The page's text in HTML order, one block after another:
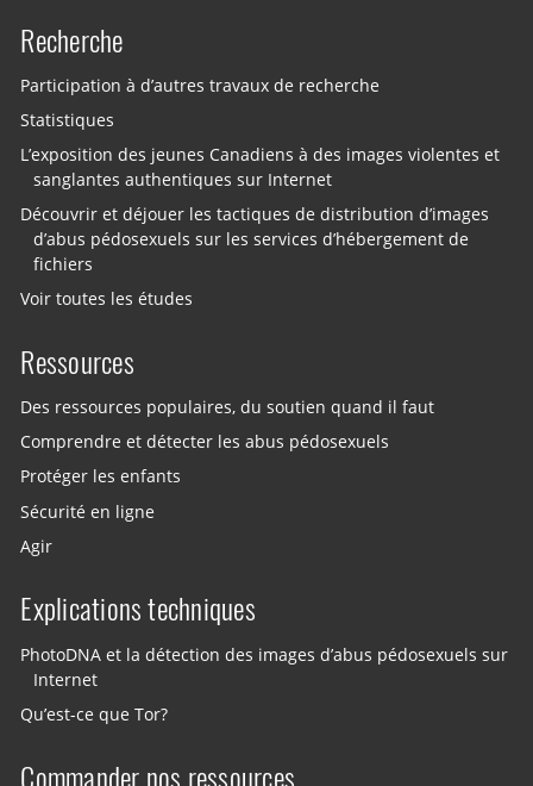
Recherche
Participation à d’autres travaux de recherche
Statistiques
L’exposition des jeunes Canadiens à des images violentes et
sanglantes authentiques sur Internet
Découvrir et déjouer les tactiques de distribution d’images
d’abus pédosexuels sur les services d’hébergement de
fichiers
Voir toutes les études
Ressources
Des ressources populaires, du soutien quand il faut
Comprendre et détecter les abus pédosexuels
Protéger les enfants
Sécurité en ligne
Agir
Explications techniques
PhotoDNA et la détection des images d’abus pédosexuels sur
Internet
Qu’est-ce que Tor?
Commander nos ressources